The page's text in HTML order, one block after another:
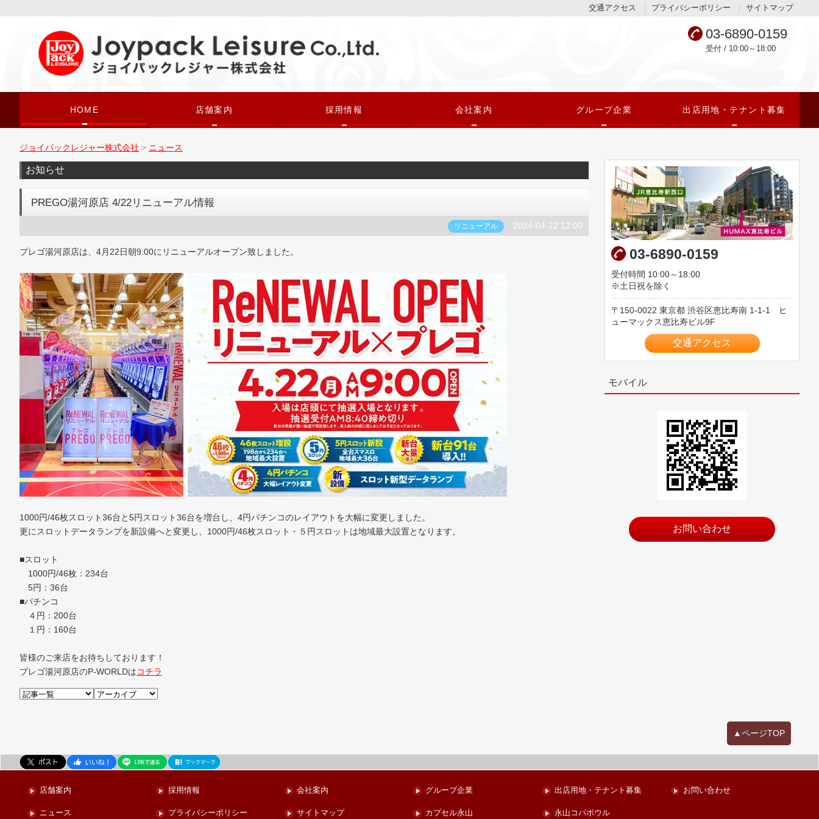
交通アクセス プライバシーポリシー サイトマップ
03-6890-0159
受付 / 10:00～18:00
HOME 店舗案内 採用情報 会社案内 グループ企業 出店用地・テナント募集
ジョイパックレジャー株式会社 > ニュース
お知らせ
PREGO湯河原店 4/22リニューアル情報
リニューアル 2024-04-22 12:00
プレゴ湯河原店は、4月22日朝9:00にリニューアルオープン致しました。
1000円/46枚スロット36台と5円スロット36台を増台し、4円パチンコのレイアウトを大幅に変更しました。
更にスロットデータランプを新設備へと変更し、1000円/46枚スロット・５円スロットは地域最大設置となります。
■スロット
1000円/46枚：234台
5円：36台
■パチンコ
４円：200台
１円：160台
皆様のご来店をお待ちしております！
プレゴ湯河原店のP-WORLDはコチラ
03-6890-0159
受付時間 10:00～18:00
※土日祝を除く
150-0022 東京都 渋谷区恵比寿南 1-1-1 ヒ
ューマックス恵比寿ビル9F
交通アクセス
モバイル
お問い合わせ
▲ページTOP
店舗案内 採用情報 会社案内 グループ企業 出店用地・テナント募集 お問い合わせ
ニュース プライバシーポリシー サイトマップ カプセル永山 永山コパボウル